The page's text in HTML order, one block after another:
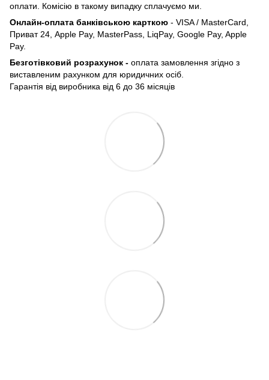
оплати. Комісію в такому випадку сплачуємо ми.
Онлайн-оплата банківською карткою - VISA / MasterCard,
Приват 24, Apple Pay, MasterPass, LiqPay, Google Pay, Apple
Pay.
Безготівковий розрахунок - оплата замовлення згідно з
виставленим рахунком для юридичних осіб.
Гарантія від виробника від 6 до 36 місяців